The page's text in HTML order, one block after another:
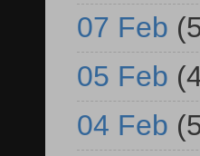
07 Feb
05 Feb
04 Feb